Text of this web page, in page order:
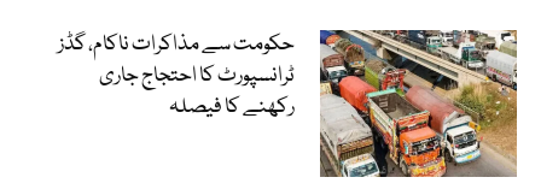
حکومت سے مذاکرات ناکام، گڈز
ٹرانسپورٹ کا احتجاج جاری
رکھنے کا فیصلہ